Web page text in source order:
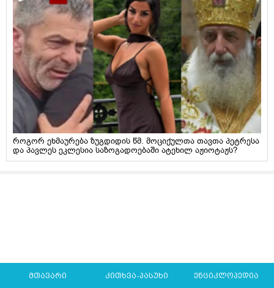
როგორ ეხმაურება ზუგდიდის წმ. მოციქულთა თავთა პეტრესა
და პავლეს ეკლესია საზოგადოებაში ატეხილ აჟიოტაჟს?
მთავარი კითხვა-პასუხი ენციკლოპედია